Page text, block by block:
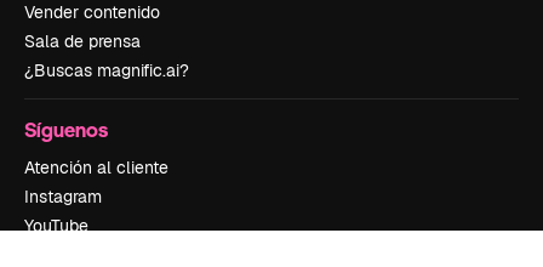
Vender contenido
Sala de prensa
¿Buscas magnific.ai?
Síguenos
Atención al cliente
Instagram
YouTube